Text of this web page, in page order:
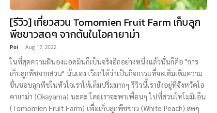
[รีวิว] เที่ยวสวน Tomomien Fruit Farm เก็บลูก
พีชขาวสดๆ จากต้นในโอคายาม่า
Poi - Aug 17, 2022
ในที่สุดความฝันองแอดมินก็เป็นจริงอีกอย่างหนึ่งแล้วนั่นก็คือ "การ
เก็บลูกพีชจากสวน" นั่นเอง เรียกได้ว่าเป็นกิจกรรมที่จะเต็มเติมความ
ชื่นชอบลูกพีชในหัวใจเราให้เต็มปริ่มมากๆ รีวิวนี้เรายังอยู่ที่จังหวัดโอ
คายาม่า (Okayama) นะคะ โดยเราจะพาเพื่อนๆ ไปที่สวนโทโมมิเอ็น
(Tomomien Fruit Farm) เพื่อเก็บลูกพีชขาว (White Peach) สดๆ